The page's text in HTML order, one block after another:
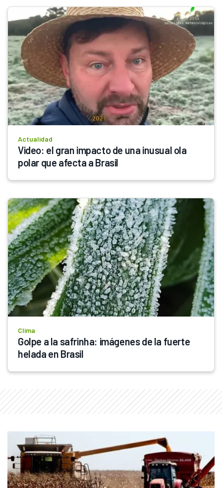
Actualidad
Video: el gran impacto de una inusual ola
polar que afecta a Brasil
Clima
Golpe a la safrinha: imágenes de la fuerte
helada en Brasil